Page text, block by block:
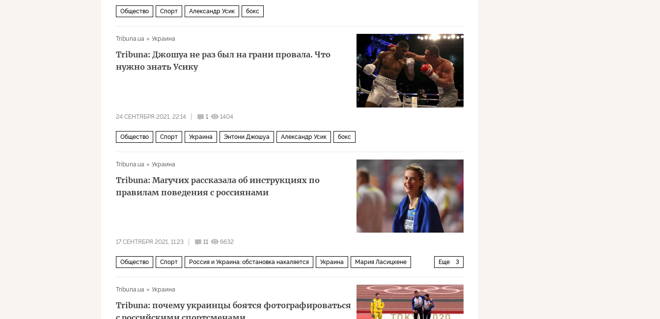
Общество Спорт Александр Усик бокс
Tribuna.ua Украина
Tribuna: Джошуа не раз был на грани провала. Что
нужно знать Усику
24 СЕНТЯБРЯ 2021, 22:14 1 1404
Общество Спорт Украина Энтони Джошуа Александр Усик бокс
Tribuna.ua Украина
Tribuna: Магучих рассказала об инструкциях по
правилам поведения с россиянами
17 СЕНТЯБРЯ 2021, 11:23 11 6632
Еще 3
Общество Спорт Россия и Украина: обстановка накаляется Украина Мария Ласицкене
Tribuna.ua
Украина
Tribuna: почему украинцы боятся фотографироваться